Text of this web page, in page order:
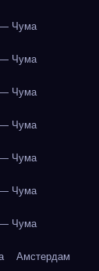
Чума
Чума
Чума
Чума
Чума
Чума
Чума
Амстердам